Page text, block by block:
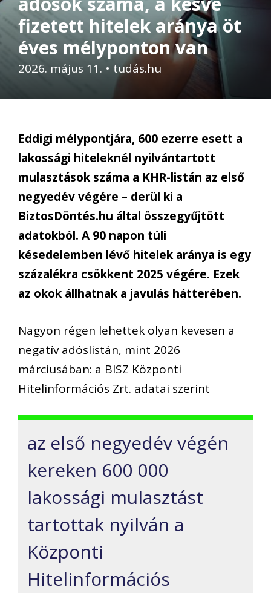
fizetett hitelek aránya öt
éves mélyponton van
2026. május 11. • tudás.hu
Eddigi mélypontjára, 600 ezerre esett a
lakossági hiteleknél nyilvántartott
mulasztások száma a KHR-listán az első
negyedév végére – derül ki a
BiztosDöntés.hu által összegyűjtött
adatokból. A 90 napon túli
késedelemben lévő hitelek aránya is egy
százalékra csökkent 2025 végére. Ezek
az okok állhatnak a javulás hátterében.
Nagyon régen lehettek olyan kevesen a
negatív adóslistán, mint 2026
márciusában: a BISZ Központi
Hitelinformációs Zrt. adatai szerint
az első negyedév végén
kereken 600 000
lakossági mulasztást
tartottak nyilván a
Központi
Hitelinformációs